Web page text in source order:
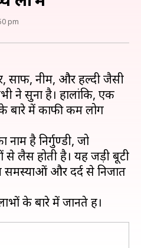
pm
सौंफ, नीम, और हल्दी जैसी
ने सुना है। हालांकि, एक
बारे में काफी कम लोग
नाम है निर्गुण्डी, जो
से लैस होती है। यह जड़ी बूटी
और दर्द से निजात